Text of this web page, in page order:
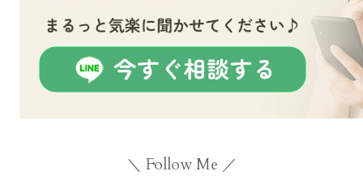
＼ Follow Me ／